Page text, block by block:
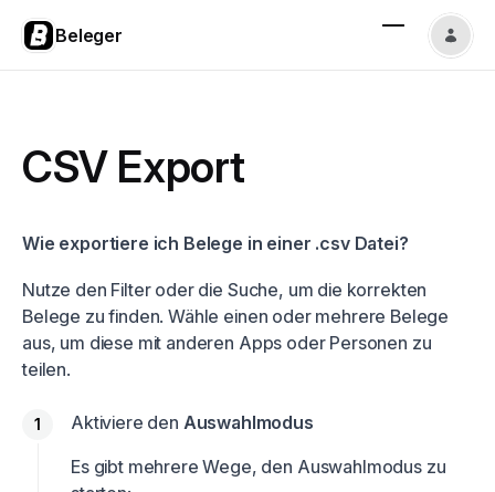
Beleger
CSV Export
Wie exportiere ich Belege in einer .csv Datei?
Nutze den Filteroder die Suche, um die korrekten
Belege zu finden. Wähle einen oder mehrere Belege
aus, um diese mit anderen Apps oder Personen zu
teilen.
Aktiviere den Auswahlmodus
Es gibt mehrere Wege, den Auswahlmodus zu